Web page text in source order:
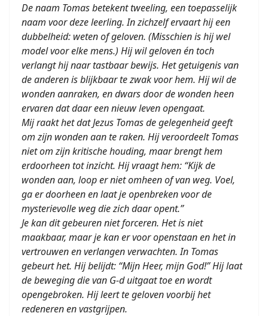
De naam Tomas betekent tweeling, een toepasselijk
naam voor deze leerling. In zichzelf ervaart hij een
dubbelheid: weten of geloven. (Misschien is hij wel
model voor elke mens.) Hij wil geloven én toch
verlangt hij naar tastbaar bewijs. Het getuigenis van
de anderen is blijkbaar te zwak voor hem. Hij wil de
wonden aanraken, en dwars door de wonden heen
ervaren dat daar een nieuw leven opengaat.
Mij raakt het dat Jezus Tomas de gelegenheid geeft
om zijn wonden aan te raken. Hij veroordeelt Tomas
niet om zijn kritische houding, maar brengt hem
erdoorheen tot inzicht. Hij vraagt hem: “Kijk de
wonden aan, loop er niet omheen of van weg. Voel,
ga er doorheen en laat je openbreken voor de
mysterievolle weg die zich daar opent.”
Je kan dit gebeuren niet forceren. Het is niet
maakbaar, maar je kan er voor openstaan en het in
vertrouwen en verlangen verwachten. In Tomas
gebeurt het. Hij belijdt: “Mijn Heer, mijn God!” Hij laat
de beweging die van G-d uitgaat toe en wordt
opengebroken. Hij leert te geloven voorbij het
redeneren en vastgrijpen.